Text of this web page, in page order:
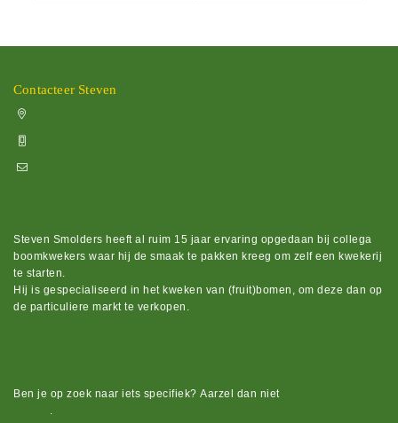
Contacteer Steven
Steven Smolders heeft al ruim 15 jaar ervaring opgedaan bij collega
boomkwekers waar hij de smaak te pakken kreeg om zelf een kwekerij
te starten.
Hij is gespecialiseerd in het kweken van (fruit)bomen, om deze dan op
de particuliere markt te verkopen.
Ben je op zoek naar iets specifiek? Aarzel dan niet
.